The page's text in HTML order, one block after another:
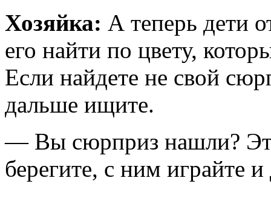
Хозяйка: А теперь дети
его найти по цвету,
Если найдете не свой
дальше ищите.
— Вы сюрприз нашли?
берегите, с ним играйте